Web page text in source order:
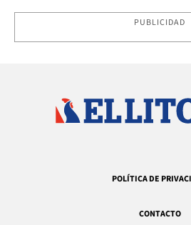
PUBLICIDAD
POLÍTICA DE
CONTACTO